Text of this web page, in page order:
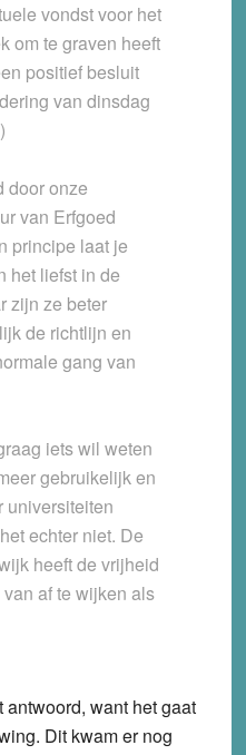
vondst voor het
om te graven heeft
positief besluit
van dinsdag
door onze
van Erfgoed
principe laat je
het liefst in de
zijn ze beter
de richtlijn en
gang van
iets wil weten
gebruikelijk en
universiteiten
echter niet. De
heeft de vrijheid
af te wijken als
want het gaat
Dit kwam er nog